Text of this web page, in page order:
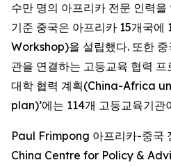
수만 명의 아프리카 전문 인력
기준 중국은 아프리카 15개국
Workshop)을 설립했다. 또한
관을 연결하는 고등교육 협력
대학 협력 계획(China-Africa
plan)’에는 114개 고등교육기관
Paul Frimpong 아프리카-중국
China Centre for Policy &